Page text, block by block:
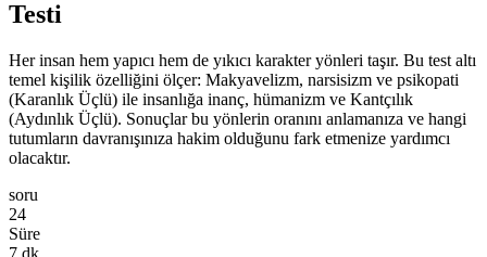
Testi
Her insan hem yapıcı hem de yıkıcı karakter yönleri taşır. Bu test altı
temel kişilik özelliğini ölçer: Makyavelizm, narsisizm ve psikopati
(Karanlık Üçlü) ile insanlığa inanç, hümanizm ve Kantçılık
(Aydınlık Üçlü). Sonuçlar bu yönlerin oranını anlamanıza ve hangi
tutumların davranışınıza hakim olduğunu fark etmenize yardımcı
olacaktır.
soru
24
Süre
7 dk